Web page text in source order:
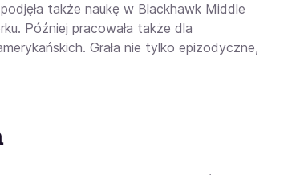
także naukę w Blackhawk Middle
Później pracowała także dla
Grała nie tylko epizodyczne,